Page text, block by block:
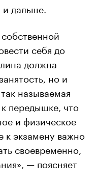
дальше.
себя до
должна
но и
называемая
передышке, что
и физическое
к экзамену важно
своевременно,
— поясняет